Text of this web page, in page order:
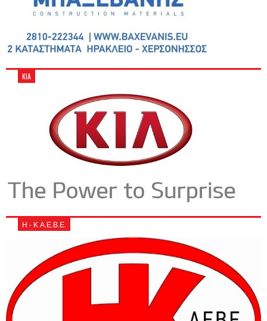
KIA
Η - Κ Α.Ε.Β.Ε.